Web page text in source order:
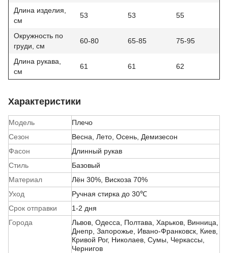
Длина изделия,
см
53 53 55
Окружность по
груди, см
60-80 65-85 75-95
Длина рукава,
см
61 61 62
Характеристики
Модель
Плечо
Сезон
Весна Лето Осень Демизесон
Фасон
Длинный рукав
Стиль
Базовый
Материал
Лён 30%, Вискоза 70%
Уход
Ручная стирка до 30℃
Срок отправки
1-2 дня
Города
Львов, Одесса, Полтава, Харьков, Винница,
Днепр, Запорожье, Ивано-Франковск, Киев,
Кривой Рог, Николаев, Сумы, Черкассы,
Чернигов